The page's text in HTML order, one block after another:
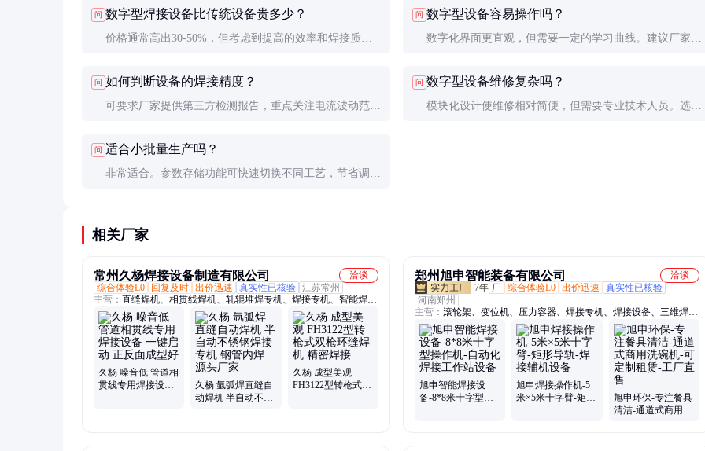
问 数字型焊接设备比传统设备贵多少？
价格通常高出30-50%，但考虑到提高的效率和焊接质
低。
问 数字型设备容易操作吗？
数字化界面更直观，但需要一定的学习曲线。建议厂家提
问 如何判断设备的焊接精度？
可要求厂家提供第三方检测报告，重点关注电流波动范
性。
问 数字型设备维修复杂吗？
模块化设计使维修相对简便，但需要专业技术人员。选择
问 适合小批量生产吗？
非常适合。参数存储功能可快速切换不同工艺，节省调试
相关厂家
常州久杨焊接设备制造有限公司
洽谈
综合体验L0
回复及时 出价迅速 真实性已核验 江苏常州
主营： 直缝焊机、相贯线焊机、轧辊堆焊专机、焊接专机、智能焊接
机、管板焊接设备、脉冲氩弧焊机、闷头环缝焊机
久杨 噪音低 管道相
贯线专用焊接设备
久杨 氩弧焊直缝自
动焊机 半自动不锈
久杨 成型美观
FH3122型转枪式双
郑州旭申智能装备有限公司
洽谈
7年 厂 综合体验L0 出价迅速
真实性已核验
河南郑州
主营： 滚轮架、变位机、压力容器、焊接专机、焊接设备、三维焊
接、旭申焊接、内缝焊接、外缝焊接、焊接操作、焊接双立柱、自动
化焊接、外纵缝焊接、电力建设焊接、申锅炉设备、工程机械旭、申
石油化工、钢结构旭申、焊专机设备、纵缝接专机、圆孔打磨机、纵
缝焊专机、申管道输送、操作机设备、工程机械特殊
旭申智能焊接设
备-8*8米十字型操
旭申焊接操作机-5
米×5米十字臂-矩形
旭申环保-专注餐具
清洁-通道式商用洗